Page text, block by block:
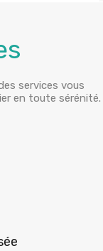
services vous
en toute sérénité.